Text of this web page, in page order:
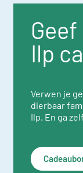
Ilp
Verwen je
dierbaar
Ilp. En ga